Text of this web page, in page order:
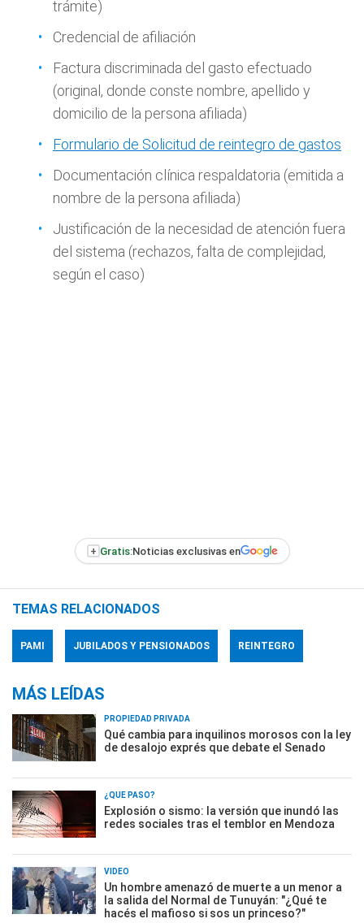
trámite)
Credencial de afiliación
Factura discriminada del gasto efectuado
(original, donde conste nombre, apellido y
domicilio de la persona afiliada)
Formulario de Solicitud de reintegro de gastos
Documentación clínica respaldatoria (emitida a
nombre de la persona afiliada)
Justificación de la necesidad de atención fuera
del sistema (rechazos, falta de complejidad,
según el caso)
+ Gratis:Noticias exclusivas en
TEMAS RELACIONADOS
PAMI JUBILADOS Y PENSIONADOS REINTEGRO
MÁS LEÍDAS
PROPIEDAD PRIVADA
Qué cambia para inquilinos morosos con la ley
de desalojo exprés que debate el Senado
¿QUÉ PASÓ?
Explosión o sismo: la versión que inundó las
redes sociales tras el temblor en Mendoza
VIDEO
Un hombre amenazó de muerte a un menor a
la salida del Normal de Tunuyán: "¿Qué te
hacés el mafioso si sos un princeso?"